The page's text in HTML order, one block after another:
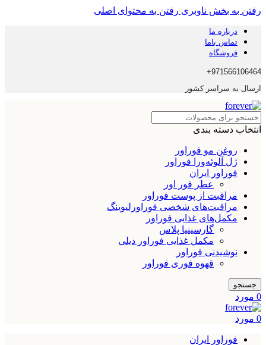
رفتن به بخش ناوبری رفتن به محتوای اصلی
درباره ما
تماس باما
فروشگاه
971566106464+
ارسال به سراسر کشور
انتخاب دسته بندی
روغن مو فوراور
ژل آلوئه‌ورا فوراور
فوراور ایران
عطر فور اور
مراقبت از پوست فوراور
مراقبت‌های شخصی فوراورلیوینگ
مکمل‌های غذایی فوراور
گارسینیا پلاس
مکمل غذایی فوراور دیلی
نوشیدنی فوراور
قهوه فوری فوراور
جستجو
0 مورد
0 مورد
فوراور ایران